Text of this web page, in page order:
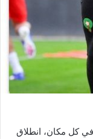
في كل مكان، انطلاق